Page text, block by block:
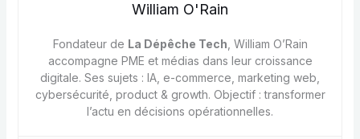
William O'Rain
Fondateur de La Dépêche Tech , William O’Rain
accompagne PME et médias dans leur croissance
digitale. Ses sujets : IA, e-commerce, marketing web,
cybersécurité, product & growth. Objectif : transformer
l’actu en décisions opérationnelles.